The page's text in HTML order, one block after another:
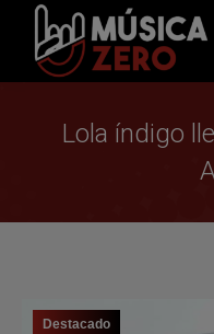
Lola índigo
Destacado